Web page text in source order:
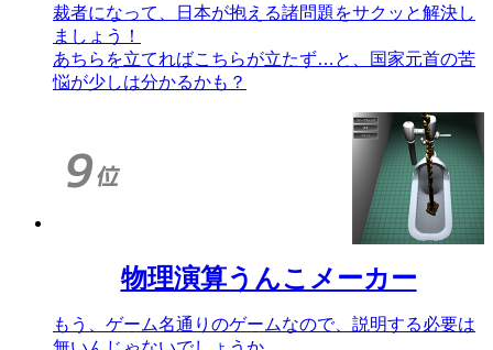
裁者になって、日本が抱える諸問題をサクッと解決し
ましょう！
あちらを立てればこちらが立たず…と、国家元首の苦
悩が少しは分かるかも？
物理演算うんこメーカー
もう、ゲーム名通りのゲームなので、説明する必要は